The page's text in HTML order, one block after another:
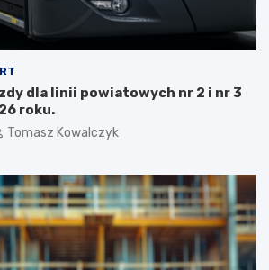
dla linii powiatowych nr 2 i nr 3
roku.
Tomasz Kowalczyk